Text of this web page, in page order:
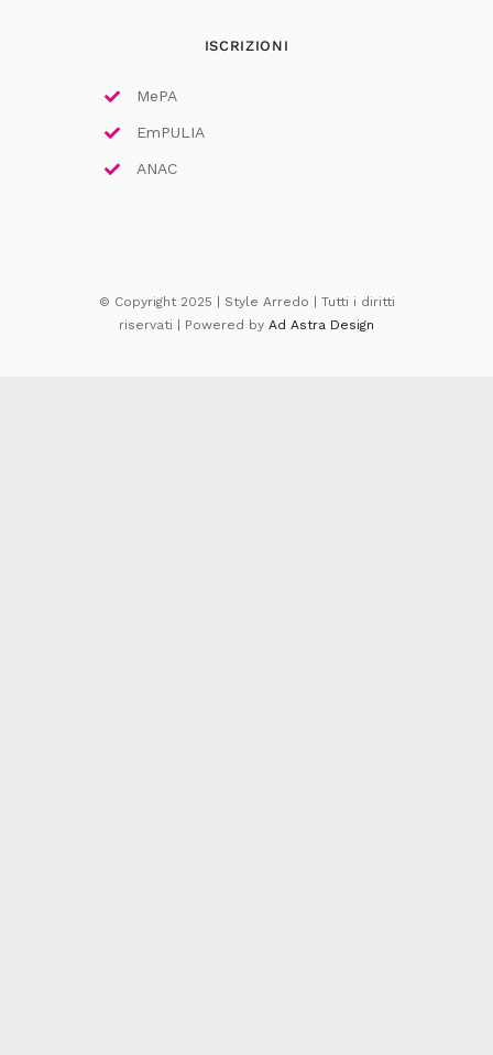
ISCRIZIONI
MePA
EmPULIA
ANAC
© Copyright 2025 | Style Arredo | Tutti i diritti
riservati | Powered by Ad Astra Design